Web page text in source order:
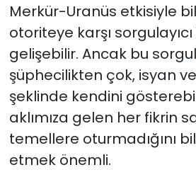
Merkür-Uranüs etkisiyle
otoriteye karşı
gelişebilir. Ancak bu
şüphecilikten çok, isyan
şeklinde kendini
aklımıza gelen her fikrin
temellere oturmadığını
etmek önemli.